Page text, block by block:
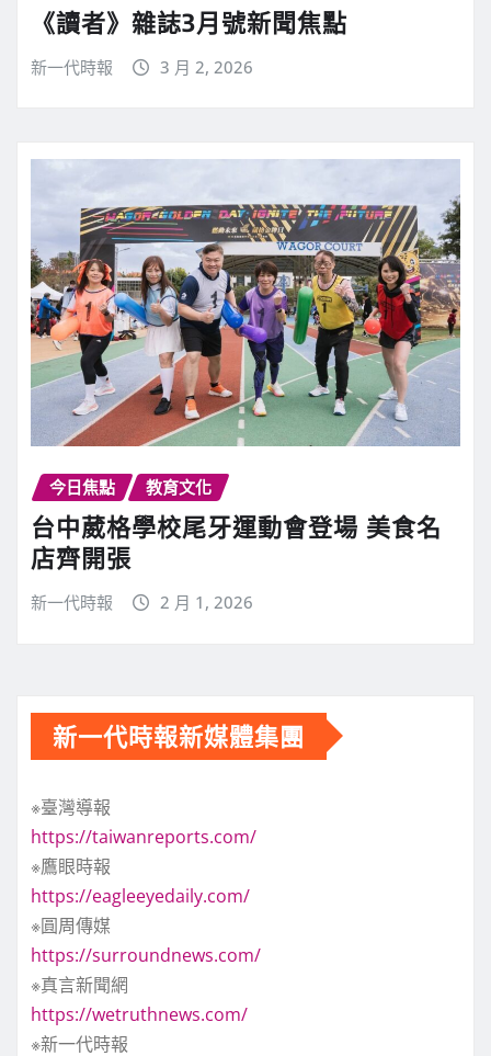
《讀者》雜誌3月號新聞焦點
新一代時報 3 月 2, 2026
今日焦點 教育文化
台中葳格學校尾牙運動會登場 美食名
店齊開張
新一代時報 2 月 1, 2026
新一代時報新媒體集團
※臺灣導報
https://taiwanreports.com/
※鷹眼時報
https://eagleeyedaily.com/
※圓周傳媒
https://surroundnews.com/
※真言新聞網
https://wetruthnews.com/
※新一代時報